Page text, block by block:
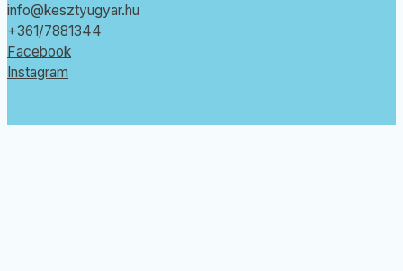
info@kesztyugyar.hu
+361/7881344
Facebook
Instagram